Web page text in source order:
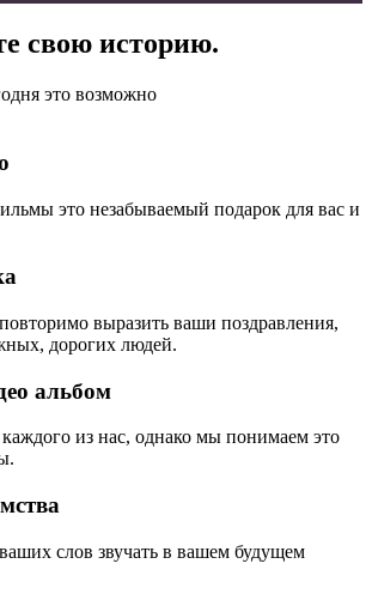
свою историю.
это возможно
это незабываемый подарок для вас и
выразить ваши поздравления,
дорогих людей.
альбом
из нас, однако мы понимаем это
слов звучать в вашем будущем